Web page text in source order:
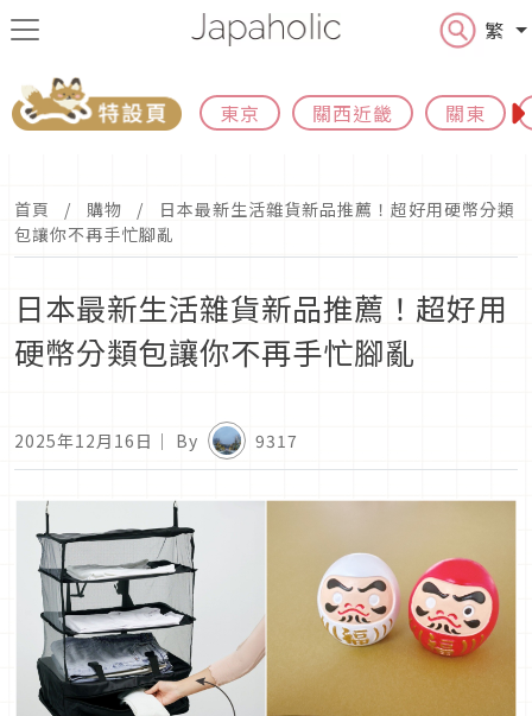
繁
東京 關西近畿 關東
首頁 購物
日本最新生活雜貨新品推薦！超好用硬幣分類
包讓你不再手忙腳亂
日本最新生活雜貨新品推薦！超好用
硬幣分類包讓你不再手忙腳亂
2025年12月16日 ｜ By 9317